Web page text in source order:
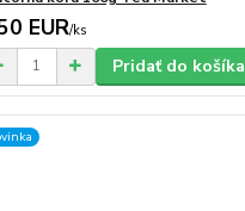
EUR/ks
Pridať do košíka